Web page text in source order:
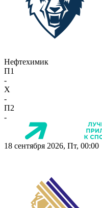
Нефтехимик
П1
-
X
-
П2
-
18 сентября 2026, Пт, 00:00